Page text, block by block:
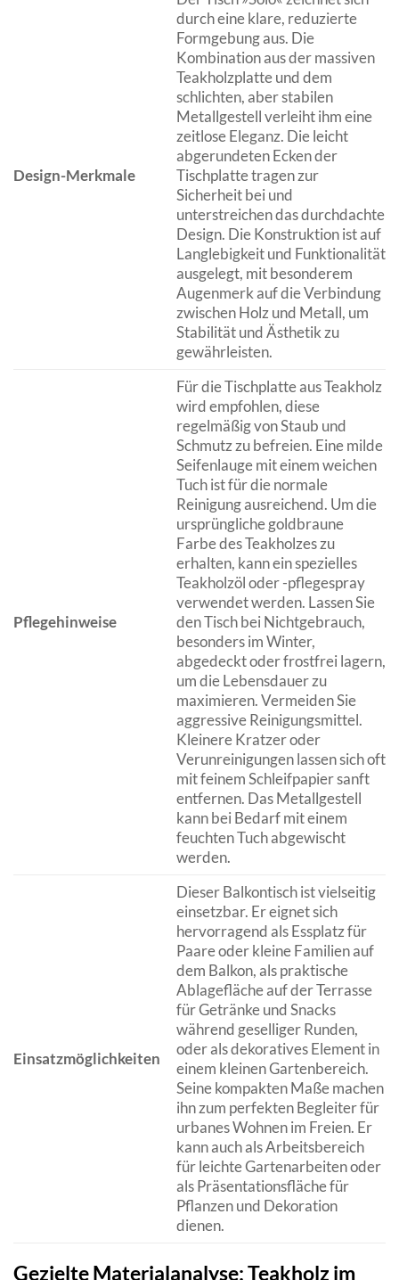
Design-Merkmale
durch eine klare, reduzierte
Formgebung aus. Die
Kombination aus der massiven
Teakholzplatte und dem
schlichten, aber stabilen
Metallgestell verleiht ihm eine
zeitlose Eleganz. Die leicht
abgerundeten Ecken der
Tischplatte tragen zur
Sicherheit bei und
unterstreichen das durchdachte
Design. Die Konstruktion ist auf
Langlebigkeit und Funktionalität
ausgelegt, mit besonderem
Augenmerk auf die Verbindung
zwischen Holz und Metall, um
Stabilität und Ästhetik zu
gewährleisten.
Pflegehinweise
Für die Tischplatte aus Teakholz
wird empfohlen, diese
regelmäßig von Staub und
Schmutz zu befreien. Eine milde
Seifenlauge mit einem weichen
Tuch ist für die normale
Reinigung ausreichend. Um die
ursprüngliche goldbraune
Farbe des Teakholzes zu
erhalten, kann ein spezielles
Teakholzöl oder -pflegespray
verwendet werden. Lassen Sie
den Tisch bei Nichtgebrauch,
besonders im Winter,
abgedeckt oder frostfrei lagern,
um die Lebensdauer zu
maximieren. Vermeiden Sie
aggressive Reinigungsmittel.
Kleinere Kratzer oder
Verunreinigungen lassen sich oft
mit feinem Schleifpapier sanft
entfernen. Das Metallgestell
kann bei Bedarf mit einem
feuchten Tuch abgewischt
werden.
Einsatzmöglichkeiten
Dieser Balkontisch ist vielseitig
einsetzbar. Er eignet sich
hervorragend als Essplatz für
Paare oder kleine Familien auf
dem Balkon, als praktische
Ablagefläche auf der Terrasse
für Getränke und Snacks
während geselliger Runden,
oder als dekoratives Element in
einem kleinen Gartenbereich.
Seine kompakten Maße machen
ihn zum perfekten Begleiter für
urbanes Wohnen im Freien. Er
kann auch als Arbeitsbereich
für leichte Gartenarbeiten oder
als Präsentationsfläche für
Pflanzen und Dekoration
dienen.
Gezielte Materialanalyse: Teakholz im